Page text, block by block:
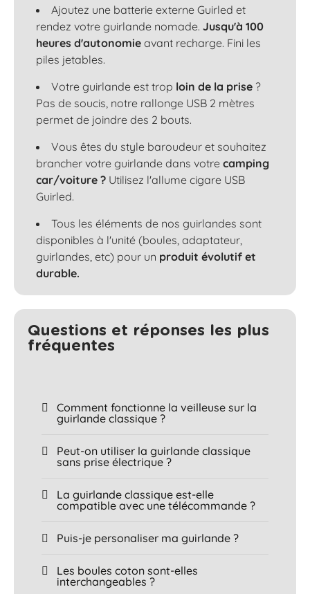
Ajoutez une batterie externe Guirled et
rendez votre guirlande nomade. Jusqu'à 100
heures d'autonomie avant recharge. Fini les
piles jetables.
Votre guirlande est trop loin de la prise ?
Pas de soucis, notre rallonge USB 2 mètres
permet de joindre des 2 bouts.
Vous êtes du style baroudeur et souhaitez
brancher votre guirlande dans votre camping
car/voiture ? Utilisez l'allume cigare USB
Guirled.
Tous les éléments de nos guirlandes sont
disponibles à l'unité (boules, adaptateur,
guirlandes, etc) pour un produit évolutif et
durable.
Questions et réponses les plus
fréquentes​
Comment fonctionne la veilleuse sur la
guirlande classique ?
Peut-on utiliser la guirlande classique
sans prise électrique ?
La guirlande classique est-elle
compatible avec une télécommande ?
Puis-je personaliser ma guirlande ?
Les boules coton sont-elles
interchangeables ?